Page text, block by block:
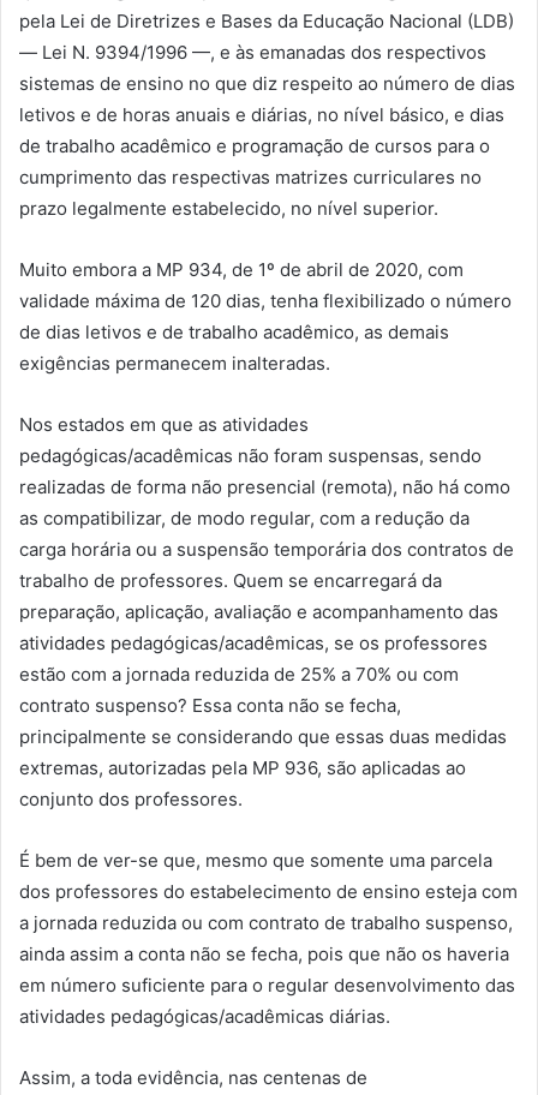
pela Lei de Diretrizes e Bases da Educação Nacional (LDB)
— Lei N. 9394/1996 —, e às emanadas dos respectivos
sistemas de ensino no que diz respeito ao número de dias
letivos e de horas anuais e diárias, no nível básico, e dias
de trabalho acadêmico e programação de cursos para o
cumprimento das respectivas matrizes curriculares no
prazo legalmente estabelecido, no nível superior.
Muito embora a MP 934, de 1º de abril de 2020, com
validade máxima de 120 dias, tenha flexibilizado o número
de dias letivos e de trabalho acadêmico, as demais
exigências permanecem inalteradas.
Nos estados em que as atividades
pedagógicas/acadêmicas não foram suspensas, sendo
realizadas de forma não presencial (remota), não há como
as compatibilizar, de modo regular, com a redução da
carga horária ou a suspensão temporária dos contratos de
trabalho de professores. Quem se encarregará da
preparação, aplicação, avaliação e acompanhamento das
atividades pedagógicas/acadêmicas, se os professores
estão com a jornada reduzida de 25% a 70% ou com
contrato suspenso? Essa conta não se fecha,
principalmente se considerando que essas duas medidas
extremas, autorizadas pela MP 936, são aplicadas ao
conjunto dos professores.
É bem de ver-se que, mesmo que somente uma parcela
dos professores do estabelecimento de ensino esteja com
a jornada reduzida ou com contrato de trabalho suspenso,
ainda assim a conta não se fecha, pois que não os haveria
em número suficiente para o regular desenvolvimento das
atividades pedagógicas/acadêmicas diárias.
Assim, a toda evidência, nas centenas de